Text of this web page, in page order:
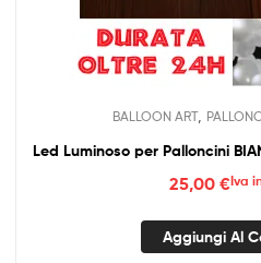
BALLOON ART,
Led Luminoso per Palloncini
25,00 €Iva
Aggiungi Al